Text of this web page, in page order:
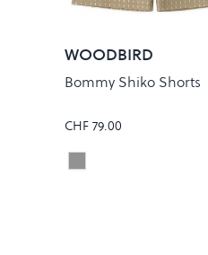
WOODBIRD
Bommy Shiko Shorts
CHF 79.00
Colour
Stone